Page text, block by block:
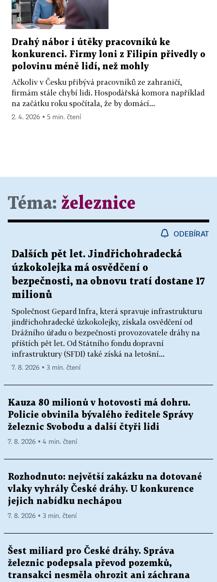
Drahý nábor i útěky pracovníků ke
konkurenci. Firmy loni z Filipín přivedly o
polovinu méně lidí, než mohly
Ačkoliv v Česku přibývá pracovníků ze zahraničí,
firmám stále chybí lidi. Hospodářská komora například
na začátku roku spočítala, že by domácí...
2. 4. 2026 ▪ 5 min. čtení
Téma: železnice
ODEBÍRAT
Dalších pět let. Jindřichohradecká
úzkokolejka má osvědčení o
bezpečnosti, na obnovu tratí dostane 17
milionů
Společnost Gepard Infra, která spravuje infrastrukturu
jindřichohradecké úzkokolejky, získala osvědčení od
Drážního úřadu o bezpečnosti provozovatele dráhy na
příštích pět let. Od Státního fondu dopravní
infrastruktury (SFDI) také získá na letošní...
7. 8. 2026 ▪ 3 min. čtení
Kauza 80 milionů v hotovosti má dohru.
Policie obvinila bývalého ředitele Správy
železnic Svobodu a další čtyři lidi
7. 8. 2026 ▪ 4 min. čtení
Rozhodnuto: největší zakázku na dotované
vlaky vyhrály České dráhy. U konkurence
jejich nabídku nechápou
7. 8. 2026 ▪ 3 min. čtení
Šest miliard pro České dráhy. Správa
železnic podepsala převod pozemků,
transakci nesměla ohrozit ani záchrana